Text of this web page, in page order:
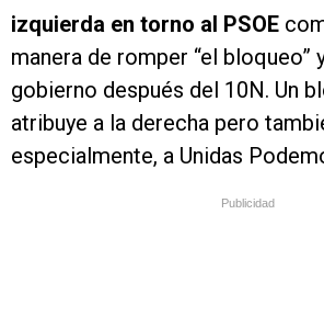
izquierda en torno al PSOE
manera de romper “el bloqueo”
gobierno después del 10N. Un
atribuye a la derecha pero
especialmente, a Unidas
Publicidad